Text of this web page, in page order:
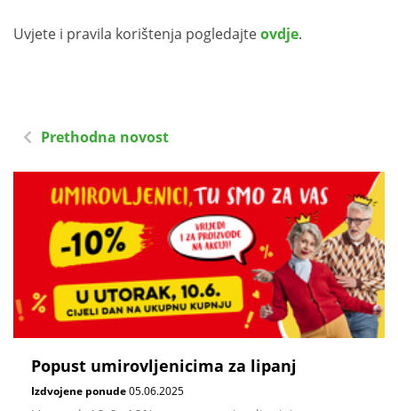
Uvjete i pravila korištenja pogledajteovdje.
Prethodna novost
Popust umirovljenicima za lipanj
Izdvojene ponude05.06.2025